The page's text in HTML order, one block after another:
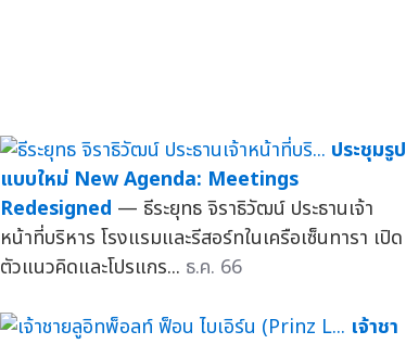
ประชุมรูป
แบบใหม่ New Agenda: Meetings
Redesigned — ธีระยุทธ จิราธิวัฒน์ ประธานเจ้า
หน้าที่บริหาร โรงแรมและรีสอร์ทในเครือเซ็นทารา เปิด
ตัวแนวคิดและโปรแกร... ธ.ค. 66
เจ้าชา